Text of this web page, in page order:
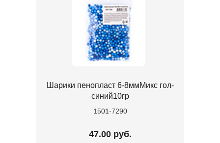
Шарики пенопласт 6-8ммМикс гол-
синий10гр
1501-7290
47.00 руб.